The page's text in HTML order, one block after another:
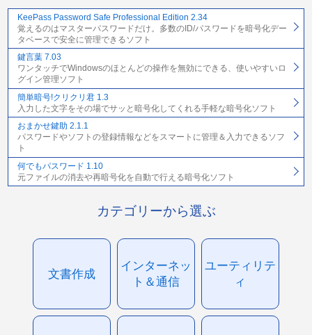
KeePass Password Safe Professional Edition 2.34
覚えるのはマスターパスワードだけ。多数のID/パスワードを暗号化デー
タベースで安全に管理できるソフト
鍵言葉 7.03
ワンタッチでWindowsのほとんどの操作を無効にできる、使いやすいロ
グイン管理ソフト
簡単暗号!クリクリ君 1.3
入力した文字をその場でサッと暗号化してくれる手軽な暗号化ソフト
おまかせ鍵助 2.1.1
パスワードやソフトの登録情報などをスマートに管理＆入力できるソフ
ト
何でもパスワード 1.10
元ファイルの消去や再暗号化を自動で行える暗号化ソフト
カテゴリーから選ぶ
文書作成
インターネッ
ト＆通信
ユーティリテ
ィ